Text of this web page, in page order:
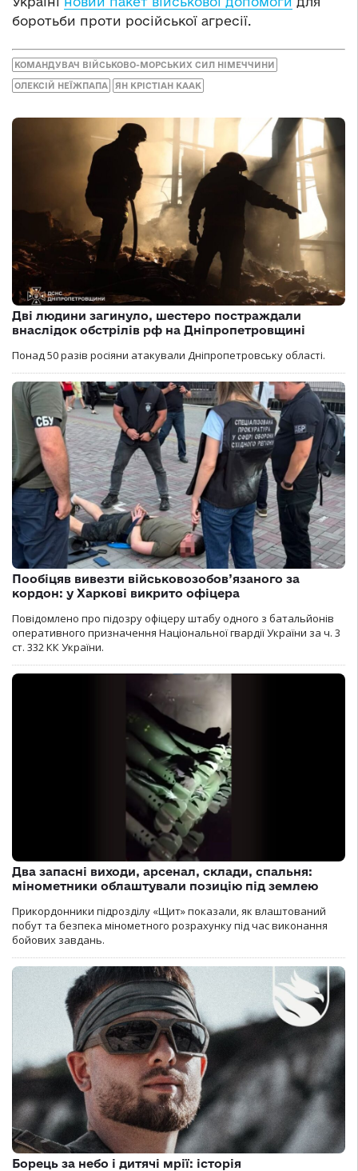
боротьби проти російської агресії.
КОМАНДУВАЧ ВІЙСЬКОВО-МОРСЬКИХ СИЛ НІМЕЧЧИНИ
ОЛЕКСІЙ НЕЇЖПАПА ЯН КРІСТІАН КААК
Дві людини загинуло, шестеро постраждали
внаслідок обстрілів рф на Дніпропетровщині
Понад 50 разів росіяни атакували Дніпропетровську області.
Пообіцяв вивезти військовозобов’язаного за
кордон: у Харкові викрито офіцера
Повідомлено про підозру офіцеру штабу одного з батальйонів
оперативного призначення Національної гвардії України за ч. 3
ст. 332 КК України.
Два запасні виходи, арсенал, склади, спальня:
мінометники облаштували позицію під землею
Прикордонники підрозділу «Щит» показали, як влаштований
побут та безпека мінометного розрахунку під час виконання
бойових завдань.
Борець за небо і дитячі мрії: історія